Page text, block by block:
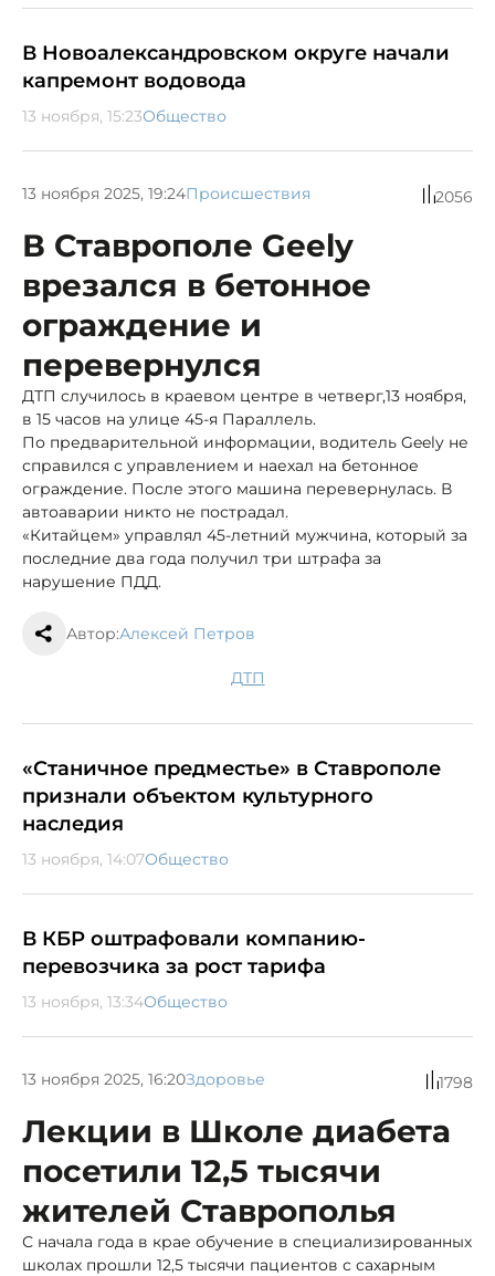
В Новоалександровском округе начали
капремонт водовода
13 ноября, 15:23Общество
13 ноября 2025, 19:24Происшествия 2056
В Ставрополе Geely
врезался в бетонное
ограждение и
перевернулся
ДТП случилось в краевом центре в четверг,13 ноября,
в 15 часов на улице 45-я Параллель.
По предварительной информации, водитель Geely не
справился с управлением и наехал на бетонное
ограждение. После этого машина перевернулась. В
автоаварии никто не пострадал.
«Китайцем» управлял 45-летний мужчина, который за
последние два года получил три штрафа за
нарушение ПДД.
Автор:Алексей Петров
ДТП
«Станичное предместье» в Ставрополе
признали объектом культурного
наследия
13 ноября, 14:07Общество
В КБР оштрафовали компанию-
перевозчика за рост тарифа
13 ноября, 13:34Общество
13 ноября 2025, 16:20Здоровье 1798
Лекции в Школе диабета
посетили 12,5 тысячи
жителей Ставрополья
С начала года в крае обучение в специализированных
школах прошли 12,5 тысячи пациентов с сахарным